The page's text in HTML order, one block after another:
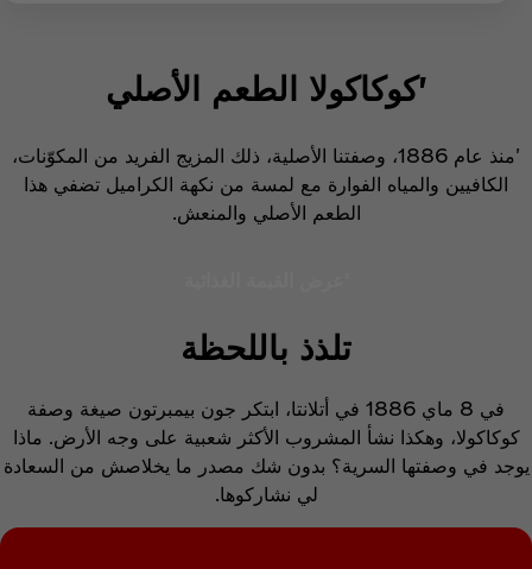
'كوكاكولا الطعم الأصلي
'منذ عام 1886، وصفتنا الأصلية، ذلك المزيج الفريد من المكوّنات،
الكافيين والمياه الفوارة مع لمسة من نكهة الكراميل تضفي هذا
الطعم الأصلي والمنعش.
تلذذ باللحظة
في 8 ماي 1886 في أتلانتا، ابتكر جون بيمبرتون صيغة وصفة
كوكاكولا، وهكذا نشأ المشروب الأكثر شعبية على وجه الأرض. ماذا
يوجد في وصفتها السرية؟ بدون شك مصدر ما يخلاصش من السعادة
لي نشاركوها.